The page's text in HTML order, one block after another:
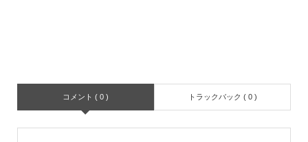
コメント ( 0 ) トラックバック ( 0 )